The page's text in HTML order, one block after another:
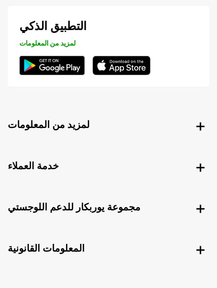
التطبيق الذكي
لمزيد من المعلومات
لمزيد من المعلومات
خدمة العملاء
مجموعة يوربكار للدعم اللوجستي
المعلومات القانونية